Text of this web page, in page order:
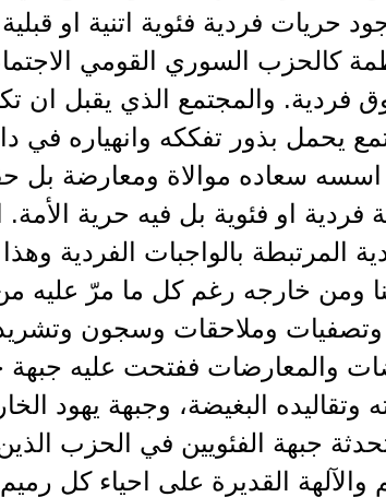
حريات فردية فئوية اتنية او
كالحزب السوري القومي
فردية. والمجتمع الذي يقبل ان
يحمل بذور تفككه وانهياره في
اسسه سعاده موالاة ومعارضة بل
فردية او فئوية بل فيه حرية
المرتبطة بالواجبات الفردية
ومن خارجه رغم كل ما مرّ عليه
وملاحقات وسجون
والمعارضات ففتحت عليه
وتقاليده البغيضة، وجبهة يهود
جبهة الفئويين في الحزب
والآلهة القديرة على احياء كل